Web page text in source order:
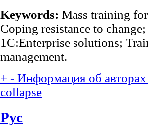
Keywords: Mass training
Coping resistance to
1C:Enterprise solutions;
management.
+ - Информация об
collapse
Рус